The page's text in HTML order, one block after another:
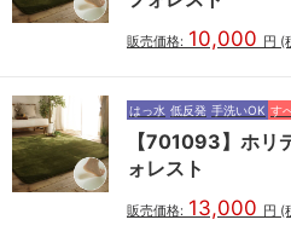
販売価格: 10,000 円 (
はっ水 低反発 手洗いOK す
【701093】ホ
ォレスト
販売価格: 13,000 円 (